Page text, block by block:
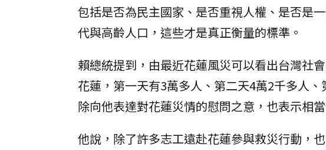
包括是否為民主國家、是否重視人權、是否是
代與高齡人口，這些才是真正衡量的標準。
賴總統提到，由最近花蓮風災可以看出台灣社
花蓮，第一天有3萬多人、第二天4萬2千多人
除向他表達對花蓮災情的慰問之意，也表示相
他說，除了許多志工遠赴花蓮參與救災行動，